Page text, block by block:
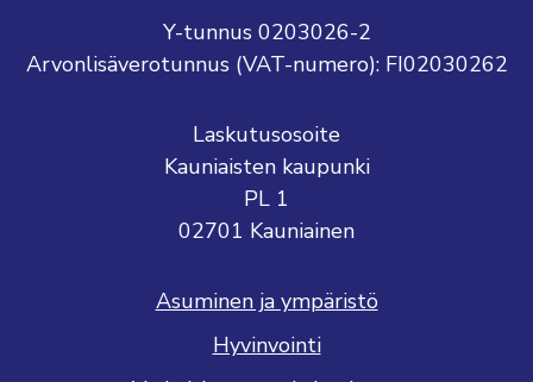
Y-tunnus 0203026-2
Arvonlisäverotunnus (VAT-numero): FI02030262
Laskutusosoite
Kauniaisten kaupunki
PL 1
02701 Kauniainen
Asuminen ja ympäristö
Hyvinvointi